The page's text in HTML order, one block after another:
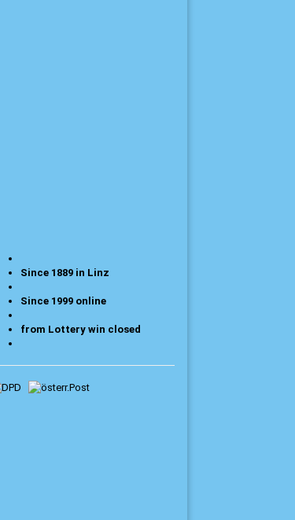
Since 1889 in Linz
Since 1999 online
from Lottery win closed